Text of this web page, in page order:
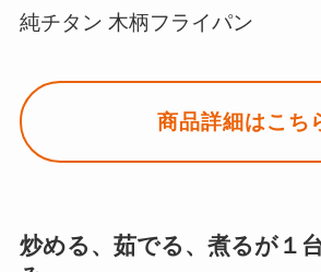
純チタン 木柄フライパン
商品詳細はこち
炒める、茹でる、煮るが１